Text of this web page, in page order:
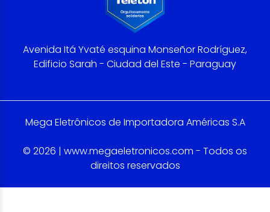
Avenida Itá Yvaté esquina Monseñor Rodríguez,
Edificio Sarah - Ciudad del Este - Paraguay
Mega Eletrônicos de Importadora Américas S.A
© 2026 | www.megaeletronicos.com - Todos os
direitos reservados